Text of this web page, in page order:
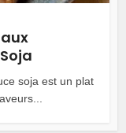
soja est un plat